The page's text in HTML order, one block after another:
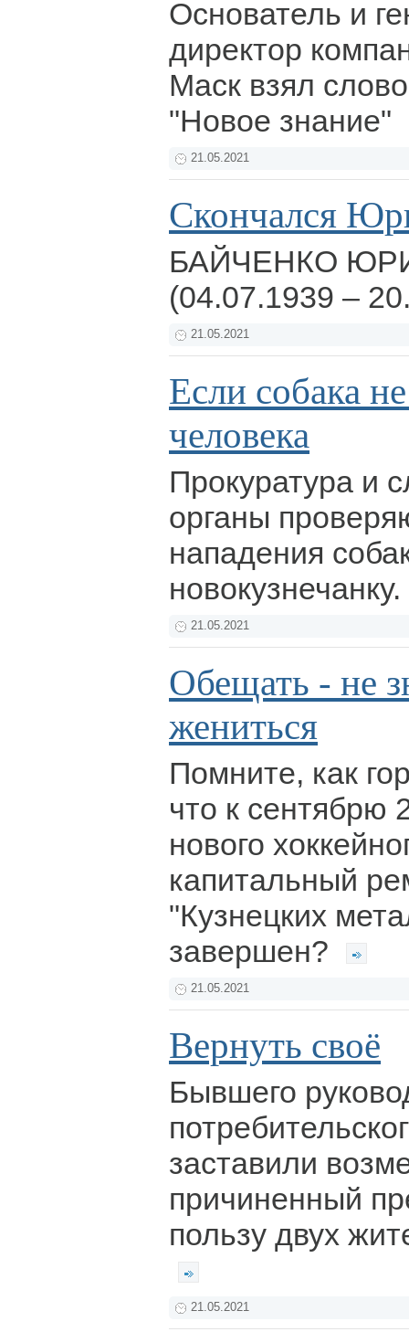
Основатель и
директор
Маск взял
"Новое знание"
21.05.2021
Скончался
БАЙЧЕНКО
(04.07.1939 –
21.05.2021
Если собака
человека
Прокуратура и
органы
нападения
новокузнечанку.
21.05.2021
Обещать - не
жениться
Помните, как
что к сентябрю
нового
капитальный
"Кузнецких
завершен?
21.05.2021
Вернуть своё
Бывшего
заставили
причиненный
пользу двух
21.05.2021